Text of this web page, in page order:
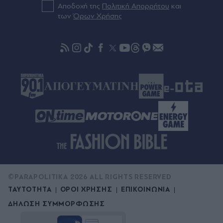
Πριν 52 λεπτά
Ρόδος: Στο νοσοκομείο ναυτικός μετά από
Αποδοχή της Πολιτική Απορρήτου και
τωνΌρων Χρήσης
ΤΑΥΤΟΤΗΤΑ ΟΡΟΙ ΧΡΗΣΗΣ
ΕΠΙΚΟΙΝΩΝΙΑ
ΔΗΛΩΣΗ ΣΥΜΜΟΡΦΩΣΗΣ
©PARAPOLITIKA 2026 ALL RIGHTS RESERVED